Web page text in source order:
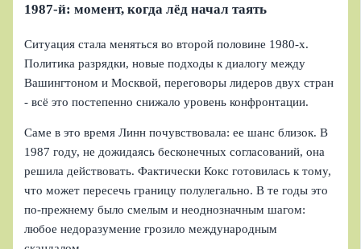
1987-й: момент, когда лёд начал таять
Ситуация стала меняться во второй половине 1980-х.
Политика разрядки, новые подходы к диалогу между
Вашингтоном и Москвой, переговоры лидеров двух стран
- всё это постепенно снижало уровень конфронтации.
Саме в это время Линн почувствовала: ее шанс близок. В
1987 году, не дожидаясь бесконечных согласований, она
решила действовать. Фактически Кокс готовилась к тому,
что может пересечь границу полулегально. В те годы это
по-прежнему было смелым и неоднозначным шагом:
любое недоразумение грозило международным